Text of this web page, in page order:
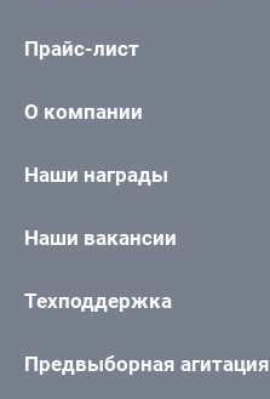
Прайс-лист
О компании
Наши награды
Наши вакансии
Техподдержка
Предвыборная агитация